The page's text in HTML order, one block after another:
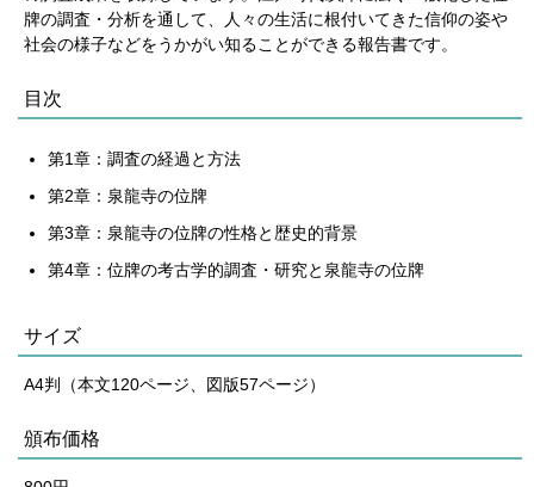
牌の調査・分析を通して、人々の生活に根付いてきた信仰の姿や
社会の様子などをうかがい知ることができる報告書です。
目次
第1章：調査の経過と方法
第2章：泉龍寺の位牌
第3章：泉龍寺の位牌の性格と歴史的背景
第4章：位牌の考古学的調査・研究と泉龍寺の位牌
サイズ
A4判（本文120ページ、図版57ページ）
頒布価格